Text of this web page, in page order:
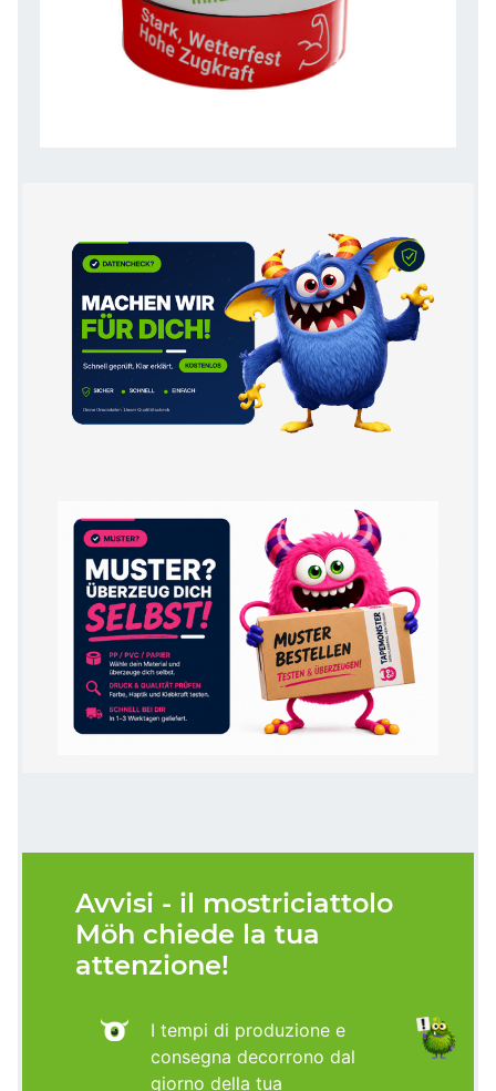
Avvisi - il mostriciattolo
Möh chiede la tua
attenzione!
I tempi di produzione e
consegna decorrono dal
giorno della tua